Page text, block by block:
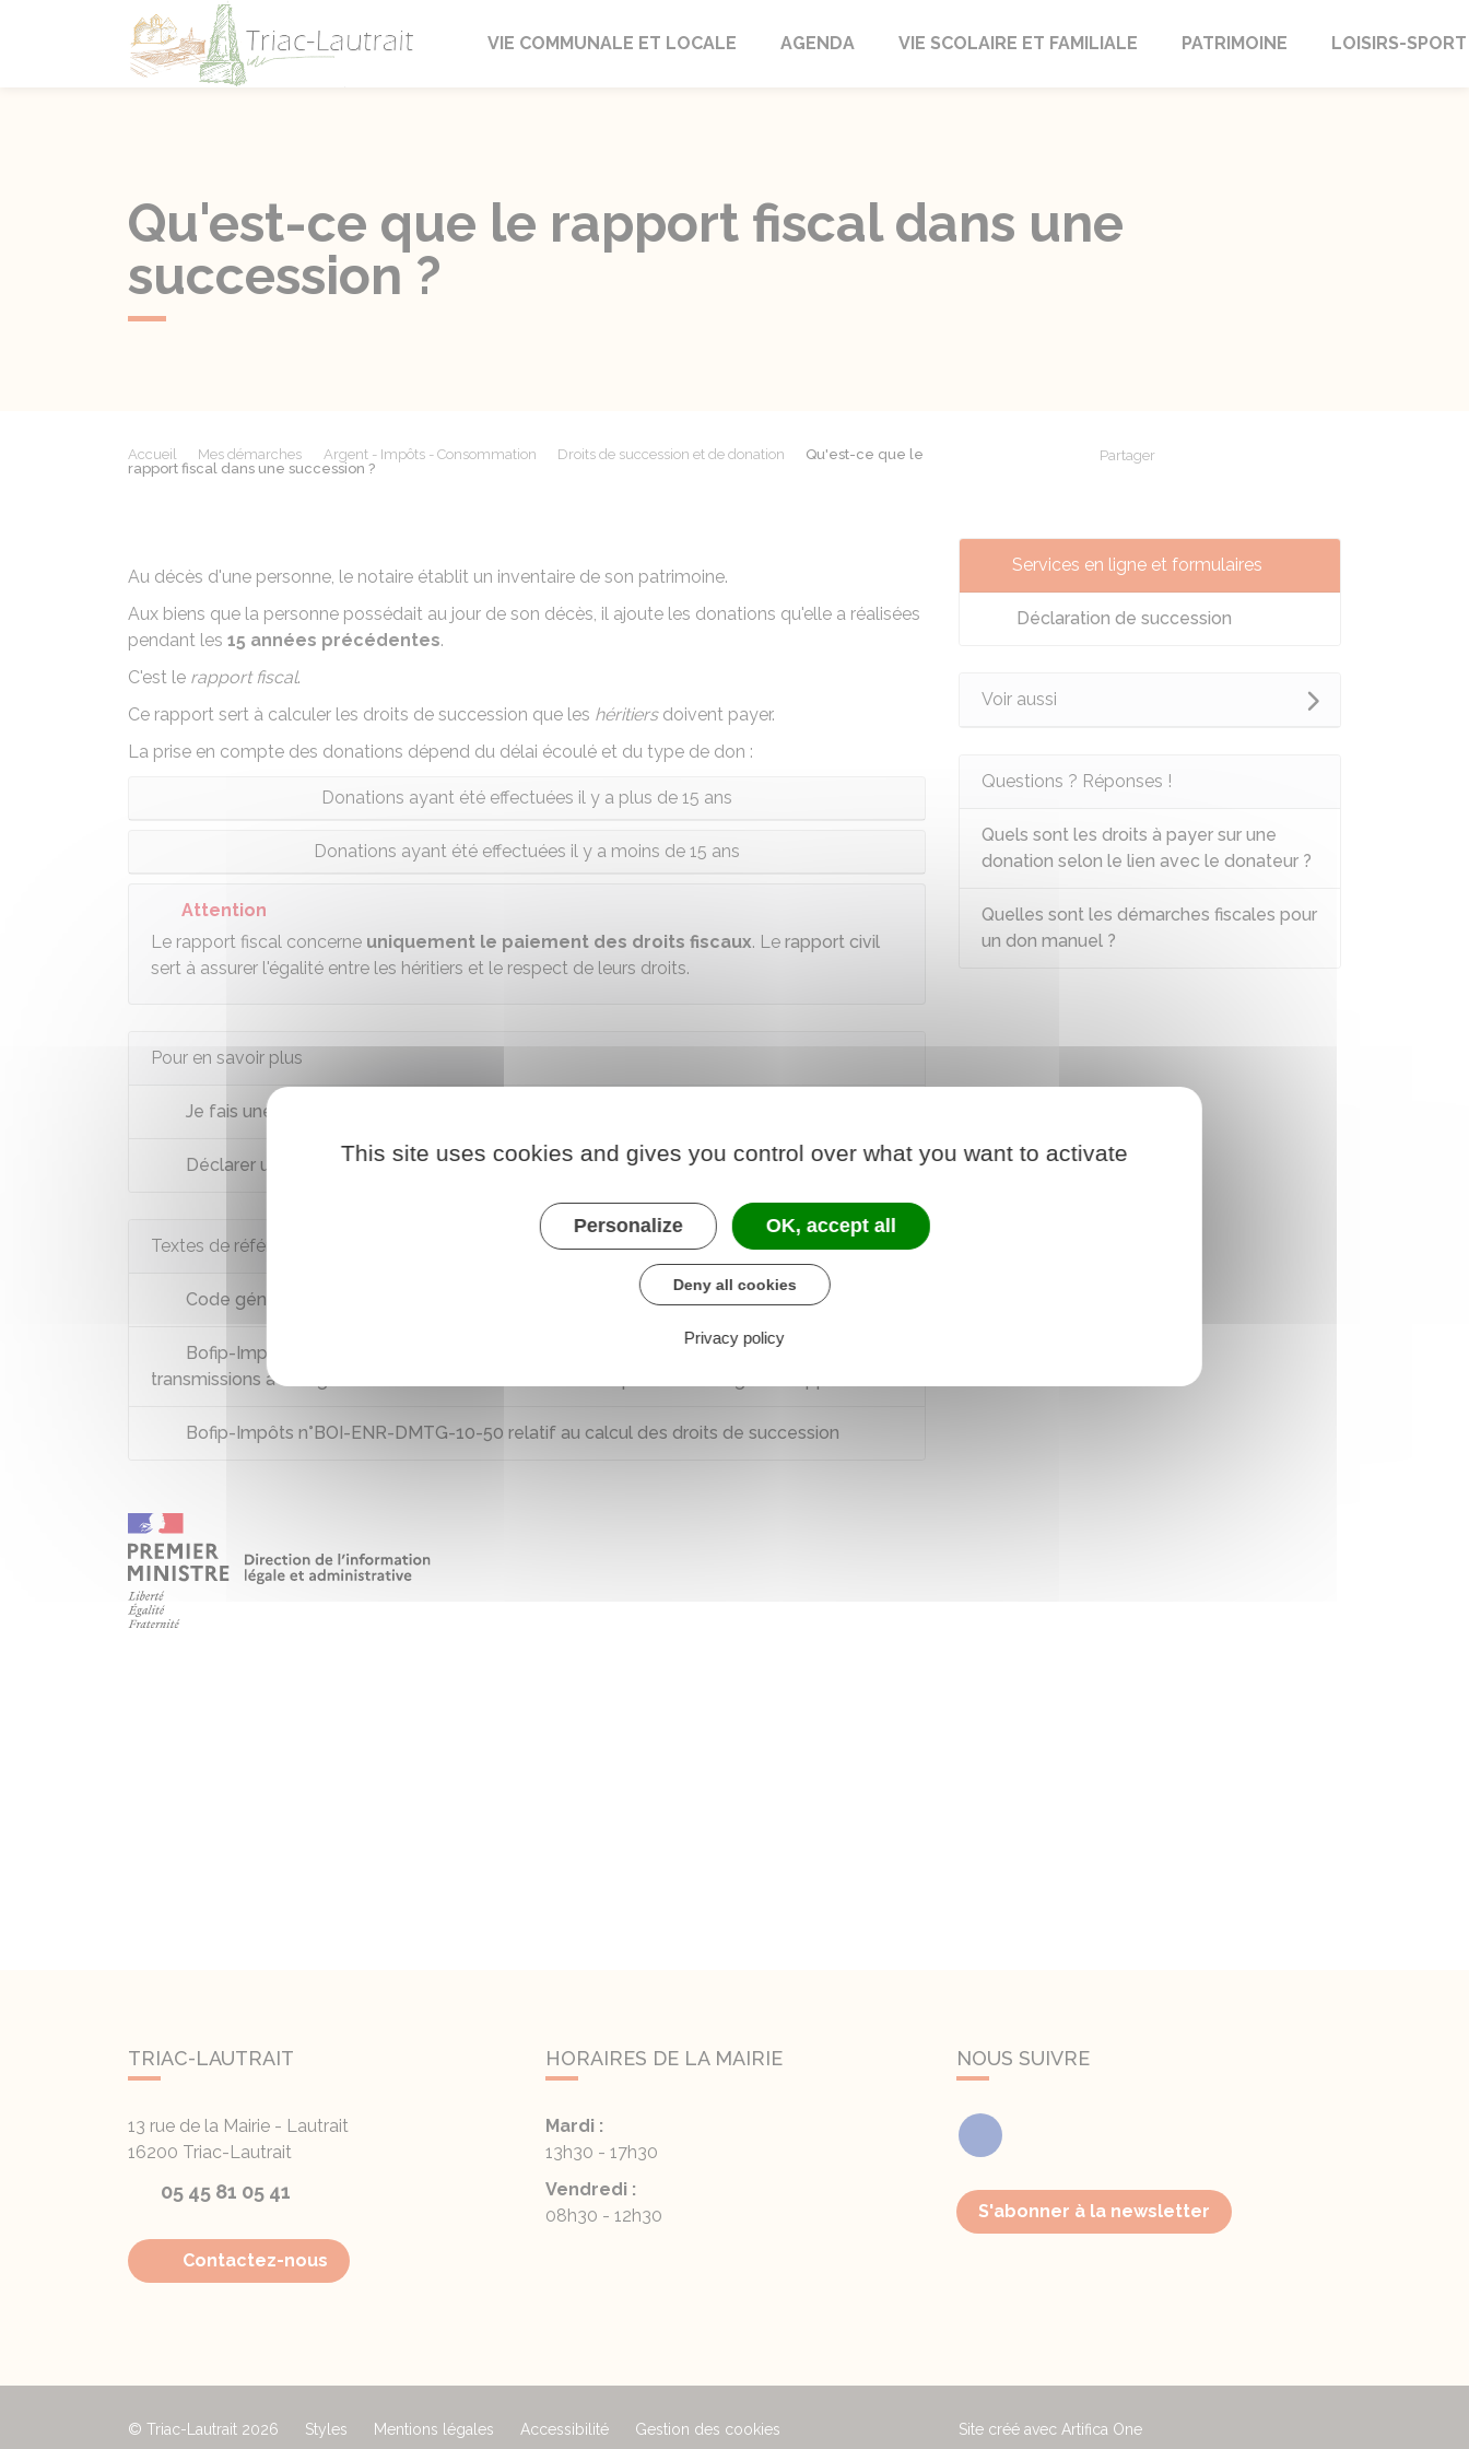
Triac-Lautrait
VIE COMMUNALE ET LOCALE AGENDA VIE SCOLAIRE ET FAMILIALE PATRIMOINE LOISIRS-SPORT
Qu'est-ce que le rapport fiscal dans une
succession ?
Accueil Mes démarches Argent - Impôts - Consommation Droits de succession et de donation
Qu'est-ce que le
rapport fiscal dans une succession ?
Partager
Au décès d'une personne, le notaire établit un inventaire de son patrimoine.
Aux biens que la personne possédait au jour de son décès, il ajoute les donations qu'elle a réalisées
pendant les 15 années précédentes.
C'est le rapport fiscal.
Ce rapport sert à calculer les droits de succession que les héritiersdoivent payer.
La prise en compte des donations dépend du délai écoulé et du type de don :
Donations ayant été effectuées il y a plus de 15 ans
Donations ayant été effectuées il y a moins de 15 ans
Attention
Le rapport fiscal concerne uniquement le paiement des droits fiscaux. Le rapport civil
sert à assurer l'égalité entre les héritiers et le respect de leurs droits.
Pour en savoir plus
Je fais une donation ou je reçois un don
Déclarer une succession
Textes de référence
Code général des impôts : articles 779 à 787 C
Bofip-Impôts n°BOI-ENR-DMTG-10-50-50 relatif à la liquidation des droits en cas de
transmissions à titre gratuit successives entre les mêmes personnes (règle du rapport fiscal)
Bofip-Impôts n°BOI-ENR-DMTG-10-50 relatif au calcul des droits de succession
Services en ligne et formulaires
Déclaration de succession
Voir aussi
Questions ? Réponses !
Quels sont les droits à payer sur une
donation selon le lien avec le donateur ?
Quelles sont les démarches fiscales pour
un don manuel ?
TRIAC-LAUTRAIT
13 rue de la Mairie - Lautrait
16200 Triac-Lautrait
05 45 81 05 41
Contactez-nous
HORAIRES DE LA MAIRIE
Mardi :
13h30 - 17h30
Vendredi :
08h30 - 12h30
NOUS SUIVRE
Facebook
S'abonner à la newsletter
© Triac-Lautrait 2026 Styles Mentions légales Accessibilité Gestion des cookies Site créé avec Artifica One
This site uses cookies and gives you control over what you want to activate
Personalize OK, accept all
Deny all cookies
Privacy policy